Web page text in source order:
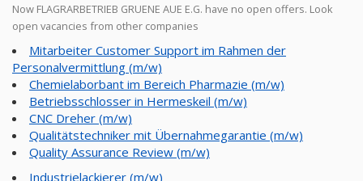
Now FLAGRARBETRIEB GRUENE AUE E.G. have no open offers. Look
open vacancies from other companies
Mitarbeiter Customer Support im Rahmen der
Personalvermittlung (m/w)
Chemielaborbant im Bereich Pharmazie (m/w)
Betriebsschlosser in Hermeskeil (m/w)
CNC Dreher (m/w)
Qualitätstechniker mit Übernahmegarantie (m/w)
Quality Assurance Review (m/w)
Industrielackierer (m/w)